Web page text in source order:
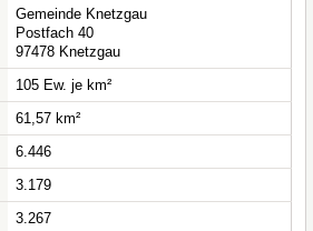
Gemeinde Knetzgau
Postfach 40
97478 Knetzgau
105 Ew. je km²
61,57 km²
6.446
3.179
3.267